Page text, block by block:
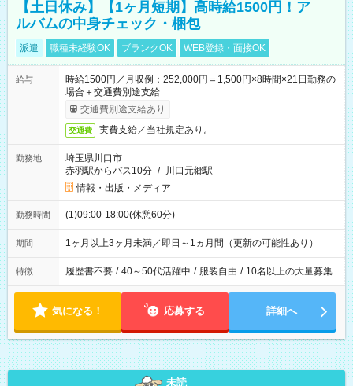
【土日休み】【1ヶ月短期】高時給1500円！ア
ルバムの中身チェック・梱包
派遣 職種未経験OK ブランクOK WEB登録・面接OK
給与
時給1500円／月収例：252,000円＝1,500円×8時間×21日勤務の
場合＋交通費別途支給
交通費別途支給あり
交通費 実費支給／当社規定あり。
勤務地
埼玉県川口市
赤羽駅からバス10分 / 川口元郷駅
情報・出版・メディア
勤務時間 (1)09:00-18:00(休憩60分)
期間 1ヶ月以上3ヶ月未満／即日～1ヵ月間（更新の可能性あり）
特徴 履歴書不要 / 40～50代活躍中 / 服装自由 / 10名以上の大量募集
気になる！ 応募する 詳細へ
未読